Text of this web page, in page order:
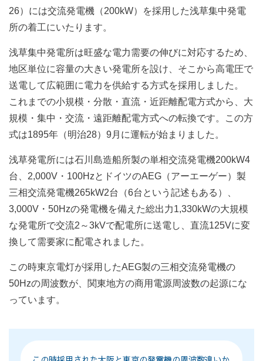
26）には交流発電機（200kW）を採用した浅草集中発電
所の着工にいたります。
浅草集中発電所は旺盛な電力需要の伸びに対応するため、
地区単位に容量の大きい発電所を設け、そこから高電圧で
送電して広範囲に電力を供給する方式を採用しました。
これまでの小規模・分散・直流・近距離配電方式から、大
規模・集中・交流・遠距離配電方式への転換です。この方
式は1895年（明治28）9月に運転が始まりました。
浅草発電所には石川島造船所製の単相交流発電機200kW4
台、2,000V・100HzとドイツのAEG（アーエーゲー）製
三相交流発電機265kW2台（6台という記述もある）、
3,000V・50Hzの発電機を備えた総出力1,330kWの大規模
な発電所で交流2～3kVで配電所に送電し、直流125Vに変
換して需要家に配電されました。
この時東京電灯が採用したAEG製の三相交流発電機の
50Hzの周波数が、関東地方の商用電源周波数の起源にな
っています。